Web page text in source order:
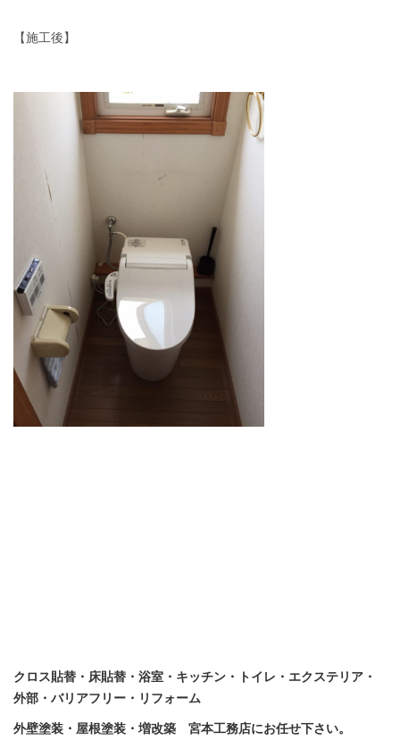
【施工後】
クロス貼替・床貼替・浴室・キッチン・トイレ・エクステリア・
外部・バリアフリー・リフォーム
外壁塗装・屋根塗装・増改築 宮本工務店にお任せ下さい。